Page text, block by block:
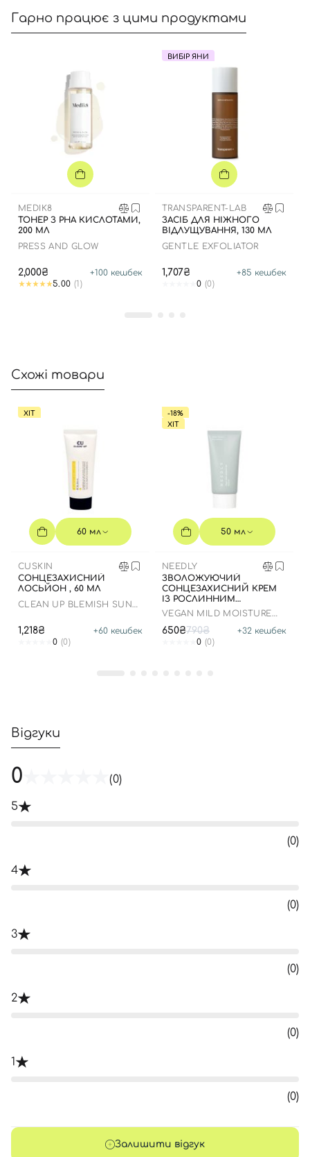
Гарно працює з цими продуктами
MEDIK8
ТОНЕР З РНА КИСЛОТАМИ,
200 МЛ
PRESS AND GLOW
2,000₴ +100 кешбек
5.00 (1)
ВИБІР ЯНИ
TRANSPARENT-LAB
ЗАСІБ ДЛЯ НІЖНОГО
ВІДЛУЩУВАННЯ, 130 МЛ
GENTLE EXFOLIATOR
1,707₴ +85 кешбек
0 (0)
Схожі товари
ХІТ
60 мл
CUSKIN
СОНЦЕЗАХИСНИЙ
ЛОСЬЙОН , 60 МЛ
CLEAN UP BLEMISH SUN
1,218₴ +60 кешбек
0 (0)
-18%
ХІТ
50 мл
NEEDLY
ЗВОЛОЖУЮЧИЙ
СОНЦЕЗАХИСНИЙ КРЕМ
ІЗ РОСЛИННИМ
СКВАЛАНОМ ДО 23.03.2027
VEGAN MILD MOISTURE
650₴790₴ +32 кешбек
0 (0)
Відгуки
0 (0)
5
(0)
4
(0)
3
(0)
2
(0)
1
(0)
Залишити відгук
Відправляючи форму для авторизації/реєстрації ви
приймаєте умови
Увійти за допомогою e-mail